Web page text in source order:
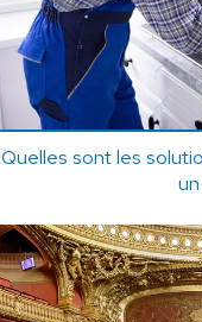
Quelles sont les